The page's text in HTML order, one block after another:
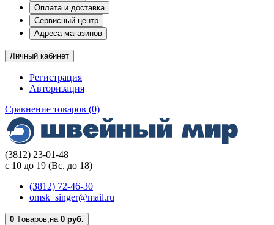
Оплата и доставка
Сервисный центр
Адреса магазинов
Личный кабинет
Регистрация
Авторизация
Сравнение товаров (0)
(3812) 23-01-48
с 10 до 19 (Вс. до 18)
(3812) 72-46-30
omsk_singer@mail.ru
0 Tоваров,на 0 руб.